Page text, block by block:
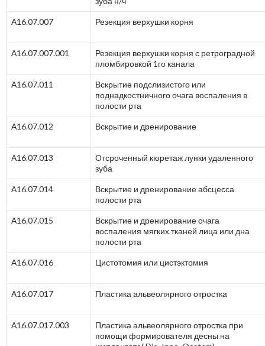
А16.07.007 Резекция верхушки корня
А16.07.007.001
Резекция верхушки корня с ретроградной
пломбировкой 1го канала
А16.07.011
Вскрытие подслизистого или
поднадкостничного очага воспаления в
полости рта
А16.07.012 Вскрытие и дренирование
А16.07.013
Отсроченный кюретаж лунки удаленного
зуба
А16.07.014
Вскрытие и дренирование абсцесса
полости рта
А16.07.015
Вскрытие и дренирование очага
воспаления мягких тканей лица или дна
полости рта
А16.07.016 Цистотомия или цистэктомия
А16.07.017 Пластика альвеолярного отростка
А16.07.017.003
Пластика альвеолярного отростка при
помощи формирователя десны на